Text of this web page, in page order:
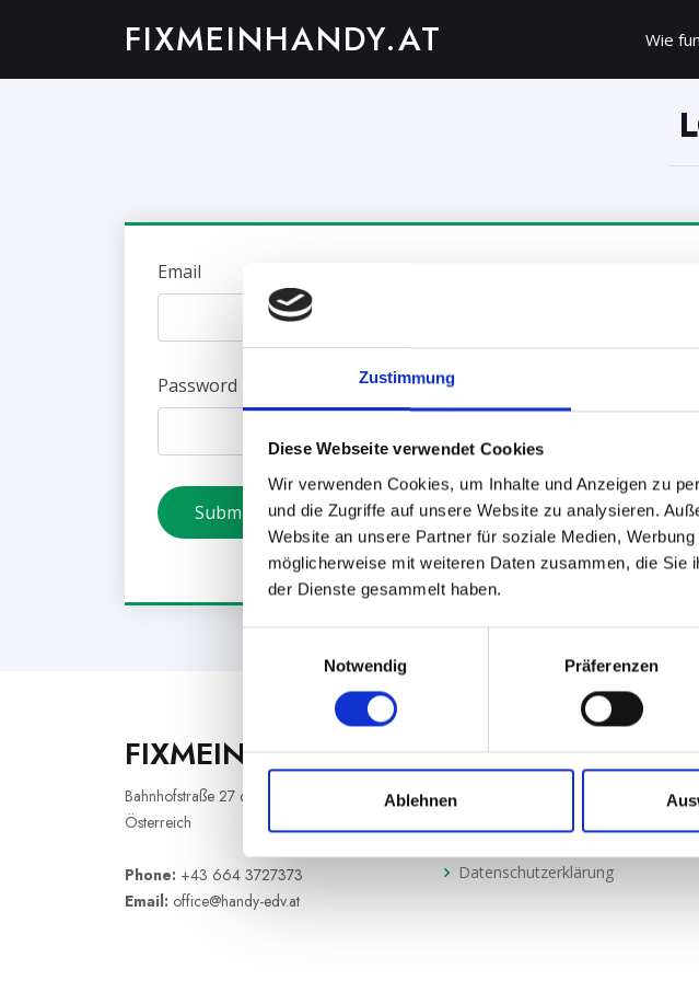
Zustimmung
Diese Webseite verwendet Cookies
Wir verwenden Cookies, um Inhalte und Anzeigen zu
und die Zugriffe auf unsere Website zu analysieren.
Website an unsere Partner für soziale Medien,
möglicherweise mit weiteren Daten zusammen, die
der Dienste gesammelt haben.
Notwendig
Präferenzen
Ablehnen
FIXMEINHANDY.AT Wie
Email
Password
Submit
FIXMEINHANDY
Bahnhofstraße 27 6170 Zirl
Österreich
Phone: +43 664 3727373
Email: office@handy-edv.at
Nutzliche Links
Impressum
Datenschutzerklärung